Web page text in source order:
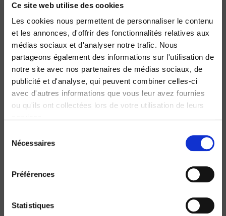
Ce site web utilise des cookies
Les cookies nous permettent de personnaliser le contenu
et les annonces, d'offrir des fonctionnalités relatives aux
médias sociaux et d'analyser notre trafic. Nous
partageons également des informations sur l'utilisation de
notre site avec nos partenaires de médias sociaux, de
publicité et d'analyse, qui peuvent combiner celles-ci
avec d'autres informations que vous leur avez fournies
ou qu'ils ont collectées lors de votre utilisation de leurs
Nécessaires
Préférences
Statistiques
Le Vote normal
Pascal Perrineau